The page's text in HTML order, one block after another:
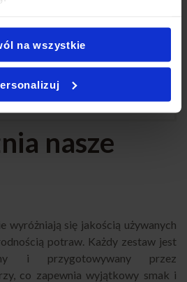
na wszystkie
nasze
wyróżniają się jakością używanych
potraw. Każdy zestaw jest
i przygotowywany przez
co zapewnia wyjątkowy smak i